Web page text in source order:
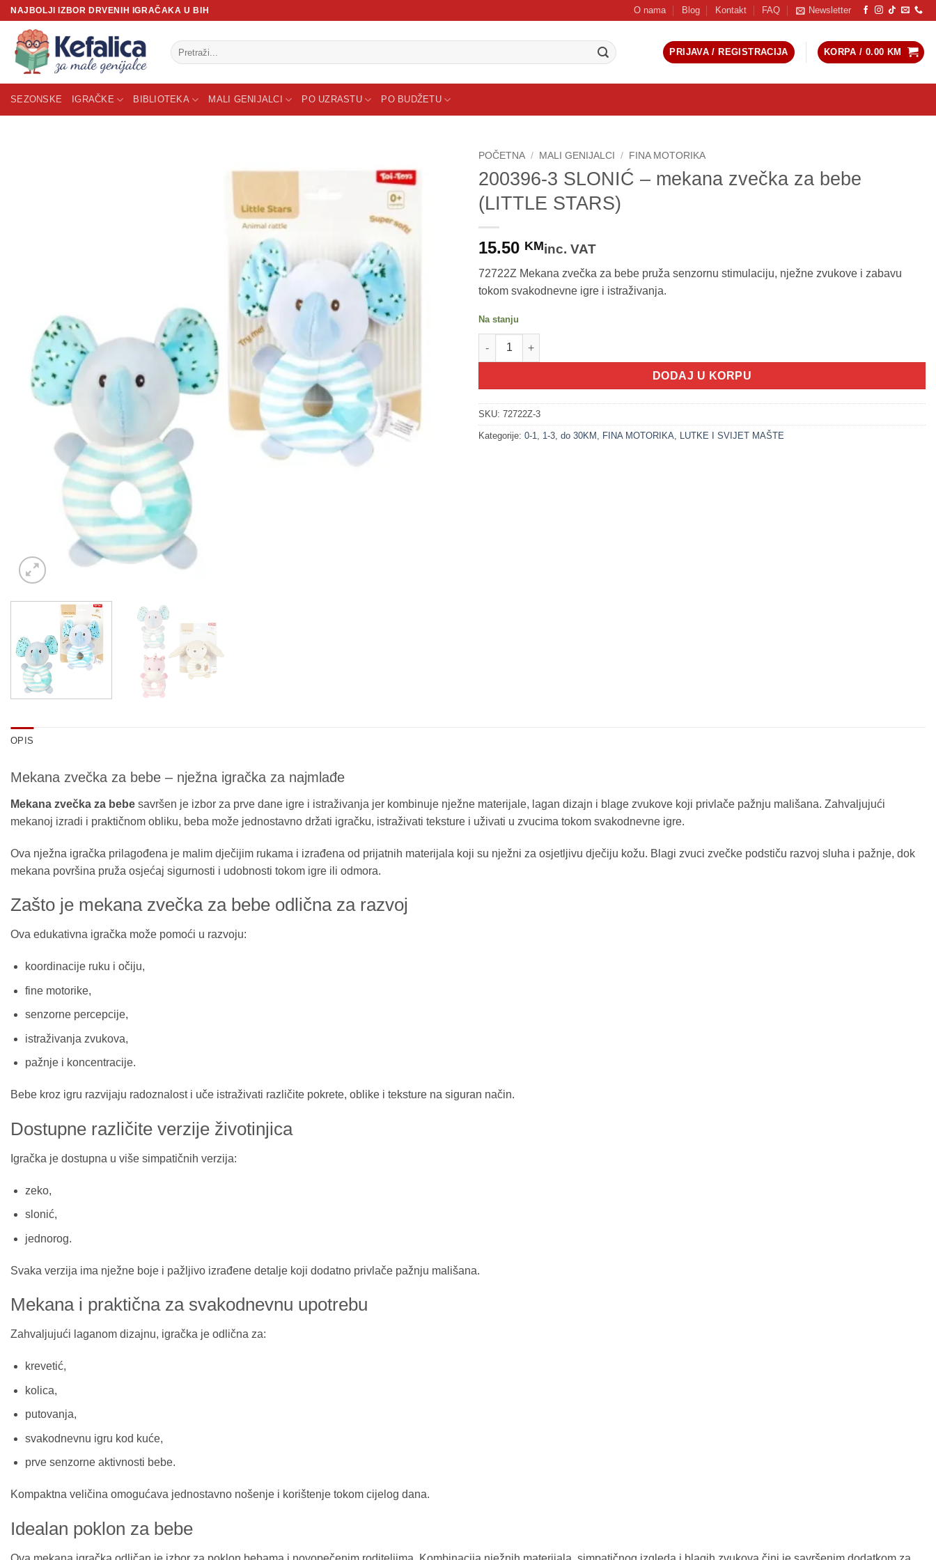
Skip
content
NAJBOLJI IZBOR DRVENIH IGRAČAKA U BIH O nama Blog Kontakt FAQ Newsletter
Pretraži:
PRIJAVA / REGISTRACIJA KORPA / 0.00 KM
SEZONSKE IGRAČKE BIBLIOTEKA MALI GENIJALCI PO UZRASTU PO BUDŽETU
POČETNA / MALI GENIJALCI / FINA MOTORIKA
200396-3 SLONIĆ – mekana zvečka za bebe
(LITTLE STARS)
15.50 KMinc. VAT
72722Z Mekana zvečka za bebe pruža senzornu stimulaciju, nježne zvukove i zabavu
tokom svakodnevne igre i istraživanja.
Na stanju
200396-3 SLONIĆ - mekana zvečka za bebe (LITTLE STARS) količina
DODAJ U KORPU
SKU: 72722Z-3
Kategorije: 0-1, 1-3, do 30KM , FINA MOTORIKA, LUTKE I SVIJET MAŠTE
OPIS
Mekana zvečka za bebe – nježna igračka za najmlađe
Mekana zvečka za bebe savršen je izbor za prve dane igre i istraživanja jer kombinuje nježne materijale, lagan dizajn i blage zvukove koji privlače pažnju mališana. Zahvaljujući
mekanoj izradi i praktičnom obliku, beba može jednostavno držati igračku, istraživati teksture i uživati u zvucima tokom svakodnevne igre.
Ova nježna igračka prilagođena je malim dječijim rukama i izrađena od prijatnih materijala koji su nježni za osjetljivu dječiju kožu. Blagi zvuci zvečke podstiču razvoj sluha i pažnje, dok
mekana površina pruža osjećaj sigurnosti i udobnosti tokom igre ili odmora.
Zašto je mekana zvečka za bebe odlična za razvoj
Ova edukativna igračka može pomoći u razvoju:
koordinacije ruku i očiju,
fine motorike,
senzorne percepcije,
istraživanja zvukova,
pažnje i koncentracije.
Bebe kroz igru razvijaju radoznalost i uče istraživati različite pokrete, oblike i teksture na siguran način.
Dostupne različite verzije životinjica
Igračka je dostupna u više simpatičnih verzija:
zeko,
slonić,
jednorog.
Svaka verzija ima nježne boje i pažljivo izrađene detalje koji dodatno privlače pažnju mališana.
Mekana i praktična za svakodnevnu upotrebu
Zahvaljujući laganom dizajnu, igračka je odlična za:
krevetić,
kolica,
putovanja,
svakodnevnu igru kod kuće,
prve senzorne aktivnosti bebe.
Kompaktna veličina omogućava jednostavno nošenje i korištenje tokom cijelog dana.
Idealan poklon za bebe